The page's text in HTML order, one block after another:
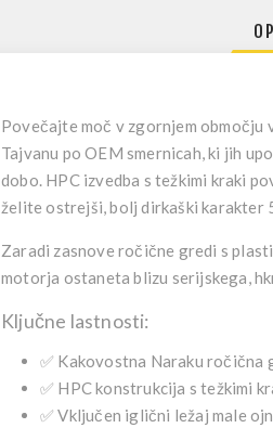
Povečajte moč v zgornjem
Tajvanu po OEM smernicah, ki jih
dobo. HPC izvedba s težkimi kraki
želite ostrejši, bolj dirkaški karakter
Zaradi zasnove ročične gredi s
motorja ostaneta blizu serijskega,
Ključne lastnosti:
✅ Kakovostna Naraku ročična
✅ HPC konstrukcija s težkimi
✅Vključen iglični ležaj male